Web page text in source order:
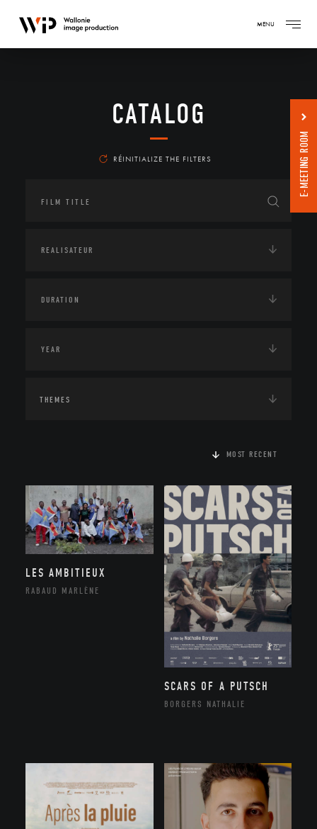
MENU
CATALOG
RÉINITIALIZE THE FILTERS
THEMES
MOST RECENT
LES AMBITIEUX
RABAUD MARLÈNE
SCARS OF A PUTSCH
BORGERS NATHALIE
E-MEETING ROOM